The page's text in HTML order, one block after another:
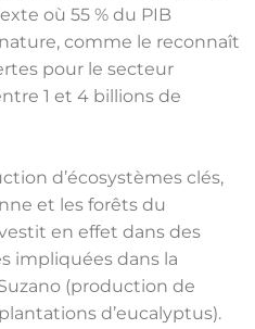
où 55 % du PIB
comme le reconnaît
pour le secteur
1 et 4 billions de
d’écosystèmes clés,
et les forêts du
en effet dans des
impliquées dans la
(production de
d’eucalyptus).